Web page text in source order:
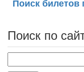
Поиск билетов
Поиск по